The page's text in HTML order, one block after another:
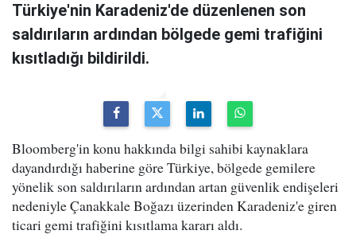
Türkiye'nin Karadeniz'de düzenlenen son
saldırıların ardından bölgede gemi trafiğini
kısıtladığı bildirildi.
Bloomberg'in konu hakkında bilgi sahibi kaynaklara
dayandırdığı haberine göre Türkiye, bölgede gemilere
yönelik son saldırıların ardından artan güvenlik endişeleri
nedeniyle Çanakkale Boğazı üzerinden Karadeniz'e giren
ticari gemi trafiğini kısıtlama kararı aldı.